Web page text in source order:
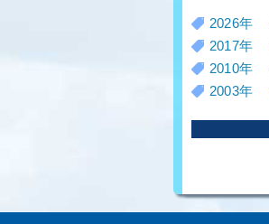
2026年
2017年
2010年
2003年